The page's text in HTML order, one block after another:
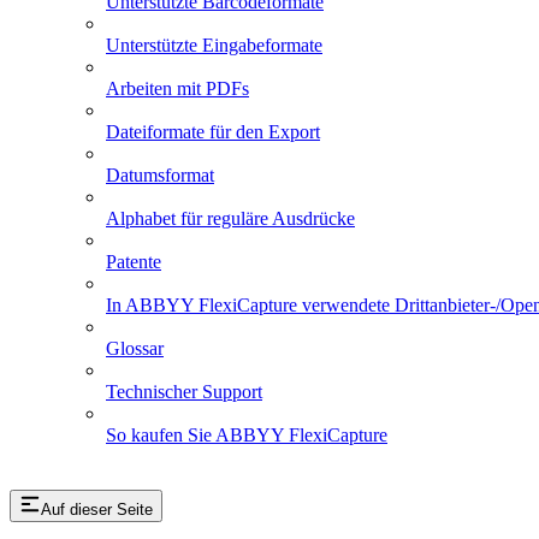
Unterstützte Eingabeformate
Arbeiten mit PDFs
Dateiformate für den Export
Datumsformat
Alphabet für reguläre Ausdrücke
Patente
In ABBYY FlexiCapture verwendete Drittanbieter-/
Glossar
Technischer Support
So kaufen Sie ABBYY FlexiCapture
Auf dieser Seite